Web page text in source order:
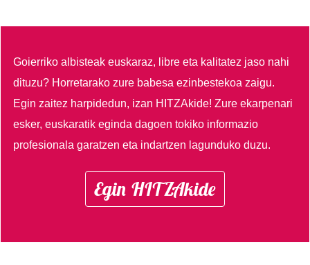
Goierriko albisteak euskaraz, libre eta kalitatez jaso nahi
dituzu? Horretarako zure babesa ezinbestekoa zaigu.
Egin zaitez harpidedun, izan HITZAkide!Zure ekarpenari
esker, euskaratik eginda dagoen tokiko informazio
profesionala garatzen eta indartzen lagunduko duzu.
Egin HITZAkide